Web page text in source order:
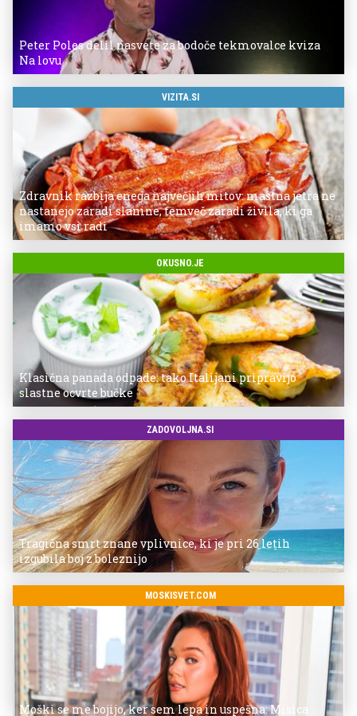
Peter Poles delil nasvete za bodoče tekmovalce kviza
Na lovu
VIZITA.SI
Zdravnik razbija enega največjih mitov: mastna jetra ne
nastanejo zaradi slanine, temveč zaradi živila, ki ga
imamo vsi radi
OKUSNO.JE
Klasična panada odpade: tako Italijani pripravijo
slastne ocvrte bučke
ZADOVOLJNA.SI
Tragična smrt znane vplivnice, ki je pri 26 letih
izgubila boj z boleznijo
MOSKISVET.COM
Moški se me bojijo, ker sem lepa in uspešna: Misica